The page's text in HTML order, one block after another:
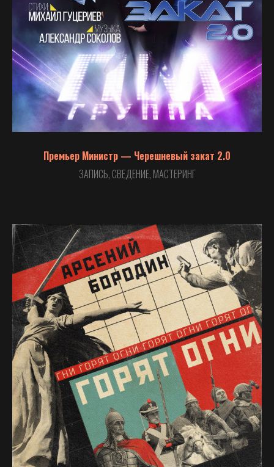
Премьер Министр — Черешневый закат 2.0
ЗАПИСЬ, СВЕДЕНИЕ, МАСТЕРИНГ